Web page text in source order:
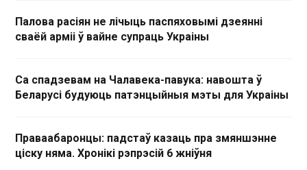
Палова расіян не лічыць паспяховымі дзеянні
сваёй арміі ў вайне супраць Украіны
Са спадзевам на Чалавека-павука: навошта ў
Беларусі будуюць патэнцыйныя мэты для Украіны
Праваабаронцы: падстаў казаць пра змяншэнне
ціску няма. Хронікі рэпрэсій 6 жніўня